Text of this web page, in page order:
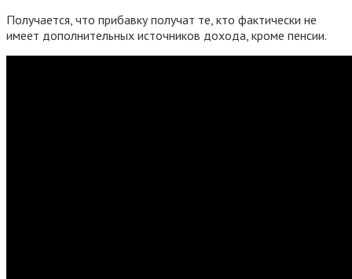
Получается, что прибавку получат те, кто фактически не
имеет дополнительных источников дохода, кроме пенсии.